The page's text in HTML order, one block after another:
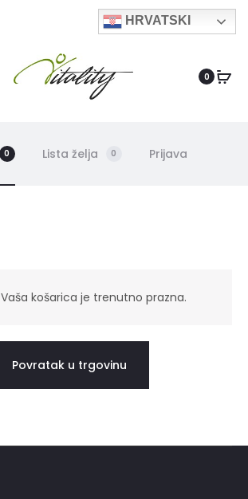
HRVATSKI
0
0 Lista želja 0 Prijava
Vaša košarica je trenutno prazna.
Povratak u trgovinu